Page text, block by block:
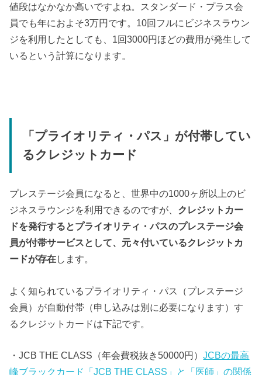
値段はなかなか高いですよね。スタンダード・プラス会
員でも年におよそ3万円です。10回フルにビジネスラウン
ジを利用したとしても、1回3000円ほどの費用が発生して
いるという計算になります。
「プライオリティ・パス」が付帯してい
るクレジットカード
プレステージ会員になると、世界中の1000ヶ所以上のビ
ジネスラウンジを利用できるのですが、 クレジットカー
ドを発行するとプライオリティ・パスのプレステージ会
員が付帯サービスとして、元々付いているクレジットカ
ードが存在します。
よく知られているプライオリティ・パス（プレステージ
会員）が自動付帯（申し込みは別に必要になります）す
るクレジットカードは下記です。
・JCB THE CLASS（年会費税抜き50000円）JCBの最高
峰ブラックカード「JCB THE CLASS」と「医師」の関係